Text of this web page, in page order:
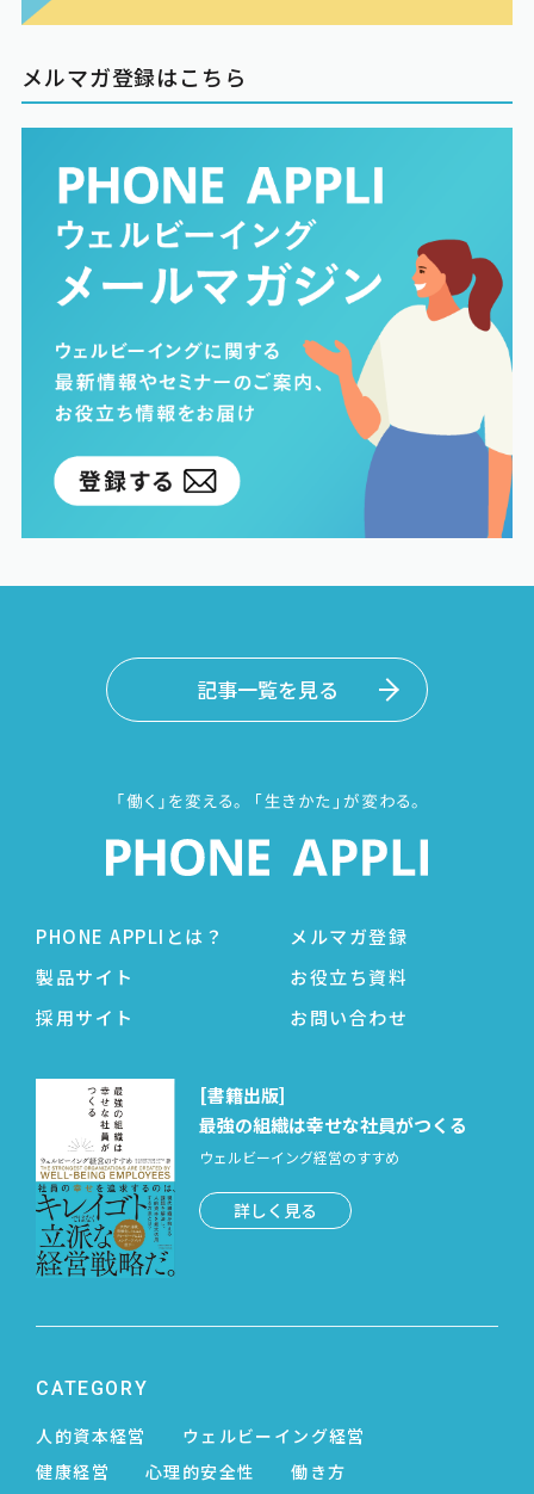
メルマガ登録はこちら
記事一覧を見る
PHONE APPLIとは？
製品サイト
採用サイト
メルマガ登録
お役立ち資料
お問い合わせ
[書籍出版]
最強の組織は幸せな社員がつくる
ウェルビーイング経営のすすめ
詳しく見る
CATEGORY
人的資本経営
ウェルビーイング経営
健康経営
心理的安全性 働き方